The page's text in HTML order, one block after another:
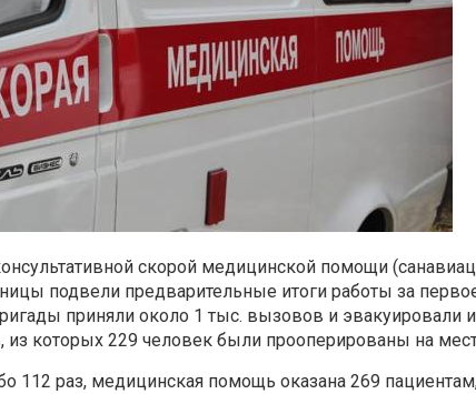
скорой медицинской помощи
подвели предварительные итоги работы за
приняли около 1 тыс. вызовов и эвакуировали
из которых 229 человек были прооперированы на
112 раз, медицинская помощь оказана 269